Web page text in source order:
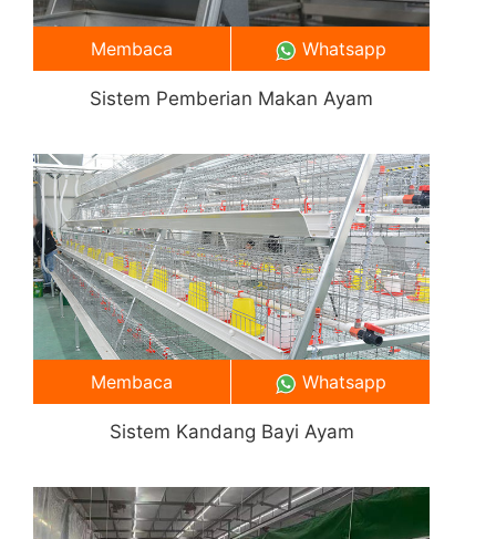
Sistem Pemberian Makan Ayam
Membaca Whatsapp
Sistem Kandang Bayi Ayam
Membaca Whatsapp